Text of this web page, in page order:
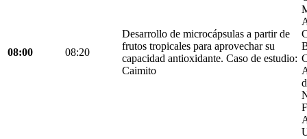
08:00 08:20
Desarrollo de microcápsulas a partir de
frutos tropicales para aprovechar su
capacidad antioxidante. Caso de estudio:
Caimito